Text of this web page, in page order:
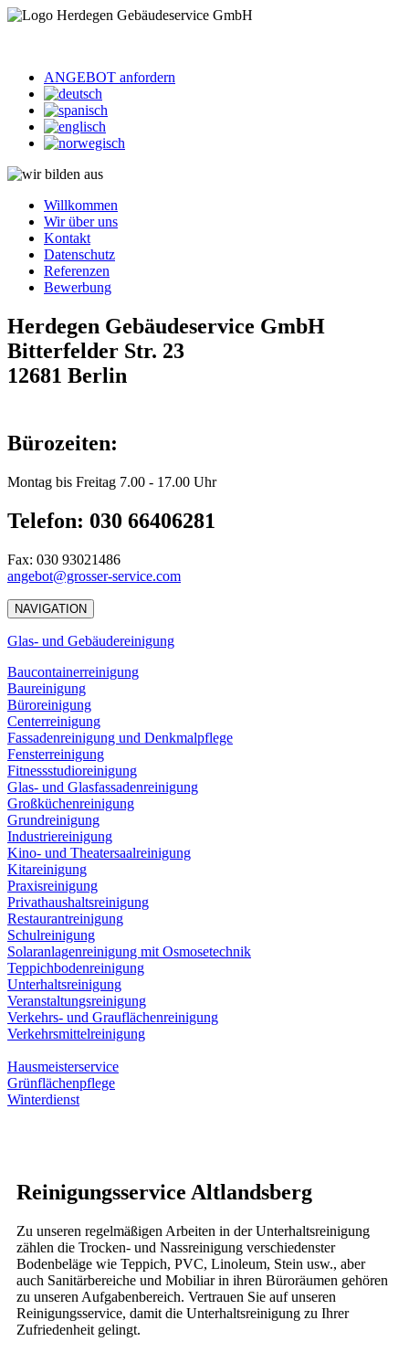
ANGEBOT anfordern
Willkommen
Wir über uns
Kontakt
Datenschutz
Referenzen
Bewerbung
Herdegen Gebäudeservice GmbH
Bitterfelder Str. 23
12681 Berlin
Bürozeiten:
Montag bis Freitag 7.00 - 17.00 Uhr
Telefon: 030 66406281
Fax: 030 93021486
angebot@grosser-service.com
NAVIGATION
Glas- und Gebäudereinigung
Baucontainerreinigung
Baureinigung
Büroreinigung
Centerreinigung
Fassadenreinigung und Denkmalpflege
Fensterreinigung
Fitnessstudioreinigung
Glas- und Glasfassadenreinigung
Großküchenreinigung
Grundreinigung
Industriereinigung
Kino- und Theatersaalreinigung
Kitareinigung
Praxisreinigung
Privathaushaltsreinigung
Restaurantreinigung
Schulreinigung
Solaranlagenreinigung mit Osmosetechnik
Teppichbodenreinigung
Unterhaltsreinigung
Veranstaltungsreinigung
Verkehrs- und Grauflächenreinigung
Verkehrsmittelreinigung
Hausmeisterservice
Grünflächenpflege
Winterdienst
Reinigungsservice Altlandsberg
Zu unseren regelmäßigen Arbeiten in der Unterhaltsreinigung
zählen die Trocken- und Nassreinigung verschiedenster
Bodenbeläge wie Teppich, PVC, Linoleum, Stein usw., aber
auch Sanitärbereiche und Mobiliar in ihren Büroräumen gehören
zu unseren Aufgabenbereich. Vertrauen Sie auf unseren
Reinigungsservice, damit die Unterhaltsreinigung zu Ihrer
Zufriedenheit gelingt.